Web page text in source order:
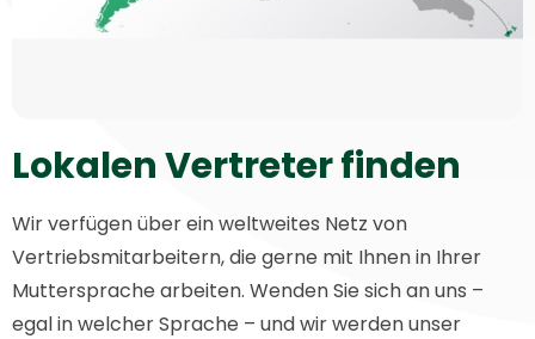
Lokalen Vertreter finden
Wir verfügen über ein weltweites Netz von
Vertriebsmitarbeitern, die gerne mit Ihnen in Ihrer
Muttersprache arbeiten. Wenden Sie sich an uns –
egal in welcher Sprache – und wir werden unser